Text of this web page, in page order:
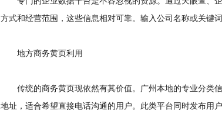
方式和经营范围，这些信息相对可靠。输入公司名称或关键
地方商务黄页利用
传统的商务黄页现依然有其价值。广州本地的专业分类信
地址，适合希望直接电话沟通的用户。此类平台同时发布用